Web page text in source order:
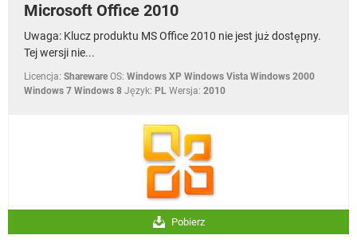
Microsoft Office 2010
Uwaga: Klucz produktu MS Office 2010 nie jest już dostępny.
Tej wersji nie...
Licencja: Shareware OS: Windows XP Windows Vista Windows 2000
Windows 7 Windows 8 Język: PL Wersja: 2010
Pobierz